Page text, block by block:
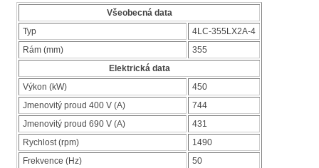
Všeobecná data
Typ
4LC-355LX2A-4
Rám (mm)
355
Elektrická data
Výkon (kW)
450
Jmenovitý proud 400 V (A)
744
Jmenovitý proud 690 V (A)
431
Rychlost (rpm)
1490
Frekvence (Hz)
50